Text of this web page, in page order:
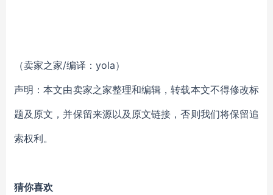
（卖家之家/编译：yola）
声明：本文由卖家之家整理和编辑，转载本文不得修改标
题及原文，并保留来源以及原文链接，否则我们将保留追
索权利。
猜你喜欢